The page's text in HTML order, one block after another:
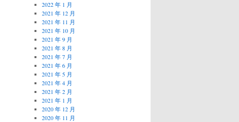
2022 年 1 月
2021 年 12 月
2021 年 11 月
2021 年 10 月
2021 年 9 月
2021 年 8 月
2021 年 7 月
2021 年 6 月
2021 年 5 月
2021 年 4 月
2021 年 2 月
2021 年 1 月
2020 年 12 月
2020 年 11 月